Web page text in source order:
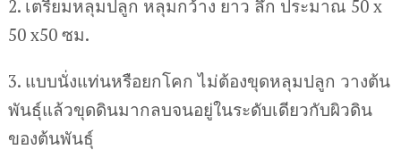
2. เตรียมหลุมปลูก หลุมกว้าง ยาว ลึก ประมาณ 50 x
50 x50 ซม.
3. แบบนั่งแท่นหรือยกโคก ไม่ต้องขุดหลุมปลูก วางต้น
พันธุ์แล้วขุดดินมากลบจนอยู่ในระดับเดียวกับผิวดิน
ของต้นพันธุ์